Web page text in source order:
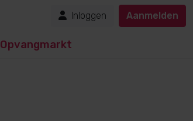
Opvangmarkt
Inloggen Aanmelden